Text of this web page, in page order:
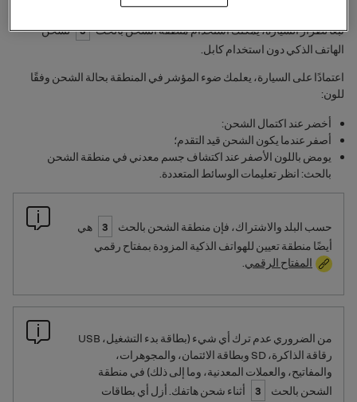
تبعًا لطراز السيارة، يمكنك استخدام منطقة الشحن بالحث 3 لشحن
الهاتف الذكي دون استخدام كابل.
اعتمادًا على السيارة، يعلمك ضوء المؤشر في المنطقة بحالة الشحن وفقًا
للون:
أخضر عند اكتمال الشحن:
أصفر عندما يكون الشحن قيد التقدم؛
يومض باللون الأصفر عند اكتشاف جسم معدني في منطقة الشحن
بالحث: انظر تعليمات الوسائط المتعددة.
حسب البلد والاشتراك، فإن منطقة الشحن بالحث 3
هي
أيضًا منطقة تعيين للهواتف الذكية المزودة بمفتاح رقمي
المفتاح الرقمي
من الضروري عدم ترك أي شيء (بطاقة بدء التشغيل، USB
رقاقة الذاكرة،SD وبطاقة الائتمان، والمجوهرات،
والمفاتيح، والعملات المعدنية، وما إلى ذلك) في منطقة
الشحن بالحث
3
أثناء شحن هاتفك. أزل أي بطاقات